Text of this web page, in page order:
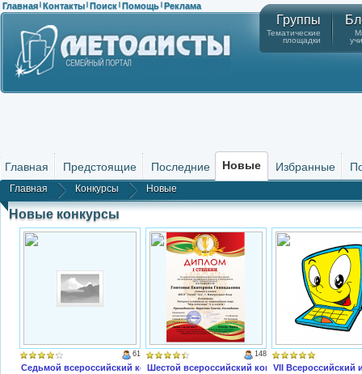
Главная | Контакты | Поиск | Помощь | Реклама
Группы
Тематические
площадки
Главная Предстоящие Последние Новые Избранные
Главная Конкурсы Новые
Новые конкурсы
61
Седьмой всероссийский конкурс "Конкурс педагогических достижений
148
Шестой всероссийский конкурс "Конкурс
VII Всероссийский